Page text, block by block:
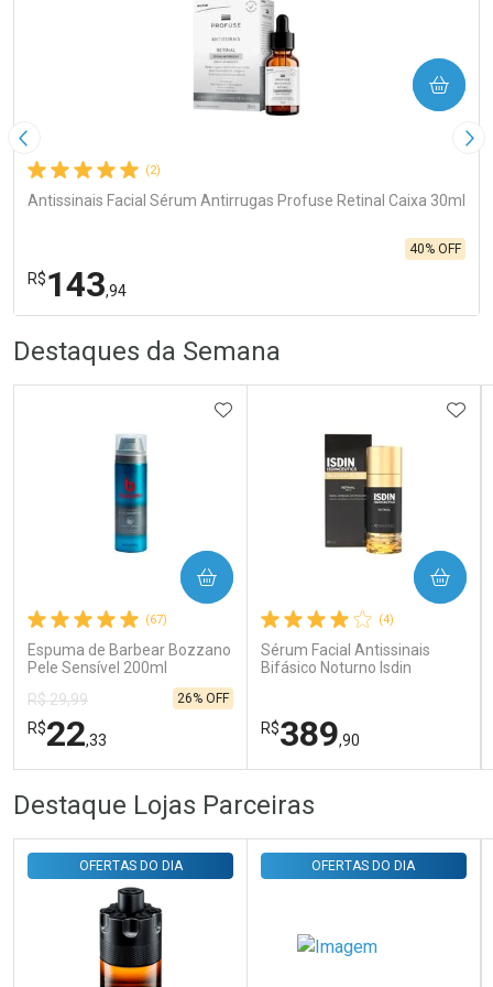
Imagem Anterior
(2)
Antissinais Facial Sérum Antirrugas Profuse Retinal Caixa 30ml
R$143,94
40% OFF
COMPRAR
Laboratório
Comprar sem Desconto
Por R$ 143,94/cada
Por Menos
Comprar sem Desconto
Por R$ 143,94/cada
Destaques da Semana
(67)
Espuma de Barbear Bozzano
Pele Sensível 200ml
R$ 29,99
R$22,33
26% OFF
ADICIONAR AOS FAVORITOS
COMPRAR
FECHAR
Laboratório
FECHAR
Por Menos
(4)
Sérum Facial Antissinais
Bifásico Noturno Isdin
R$389,90
COMPRAR
Por Menos
Destaque Lojas Parceiras
OFERTAS DO DIA OFERTAS DO DIA